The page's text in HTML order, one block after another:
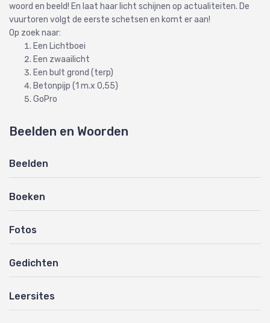
woord en beeld! En laat haar licht schijnen op actualiteiten. De
vuurtoren volgt de eerste schetsen en komt er aan!
Op zoek naar:
Een Lichtboei
Een zwaailicht
Een bult grond (terp)
Betonpijp (1 m.x 0,55)
GoPro
Beelden en Woorden
Beelden
Boeken
Fotos
Gedichten
Leersites